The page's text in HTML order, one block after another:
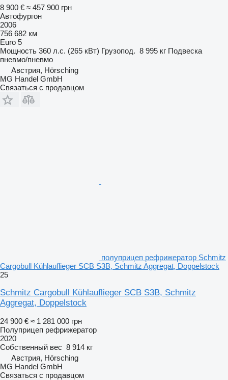
8 900 € ≈ 457 900 грн
Автофургон
2006
756 682 км
Euro 5
Мощность 360 л.с. (265 кВт) Грузопод. 8 995 кг Подвеска
пневмо/пневмо
Австрия, Hörsching
MG Handel GmbH
Связаться с продавцом
полуприцеп рефрижератор Schmitz
Cargobull Kühlauflieger SCB S3B, Schmitz Aggregat, Doppelstock
25
Schmitz Cargobull Kühlauflieger SCB S3B, Schmitz
Aggregat, Doppelstock
24 900 € ≈ 1 281 000 грн
Полуприцеп рефрижератор
2020
Собственный вес 8 914 кг
Австрия, Hörsching
MG Handel GmbH
Связаться с продавцом